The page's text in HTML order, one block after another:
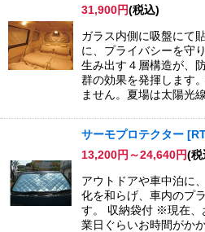
31,900円(税込)
ガラス内側に吸盤にて
に、プライバシーを守
生み出す４層構造が、
群の効果を発揮します
ません。夏場は太陽光
サーモプロテクター [
13,200円 ～24,640円(税
アウトドアや車中泊に
化を和らげ、車内のプ
す。 収納袋付 ※現在、
業日ぐらいお時間がかか